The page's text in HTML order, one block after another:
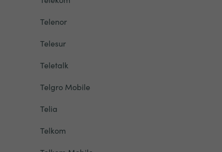
Telenor
Telesur
Teletalk
Telgro Mobile
Telia
Telkom